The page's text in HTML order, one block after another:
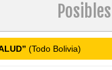
(Todo Bolivia)